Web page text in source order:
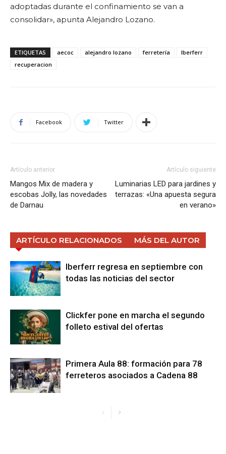
adoptadas durante el confinamiento se van a
consolidar», apunta Alejandro Lozano.
ETIQUETAS aecoc alejandro lozano ferretería
Iberferr
recuperacion
Facebook Twitter
Artículo anterior
Mangos Mix de madera y
escobas Jolly, las novedades
de Darnau
Artículo siguiente
Luminarias LED para jardines y
terrazas: «Una apuesta segura
en verano»
ARTÍCULO RELACIONADOS MÁS DEL AUTOR
Iberferr regresa en septiembre con
todas las noticias del sector
Clickfer pone en marcha el segundo
folleto estival del ofertas
Primera Aula 88: formación para 78
ferreteros asociados a Cadena 88